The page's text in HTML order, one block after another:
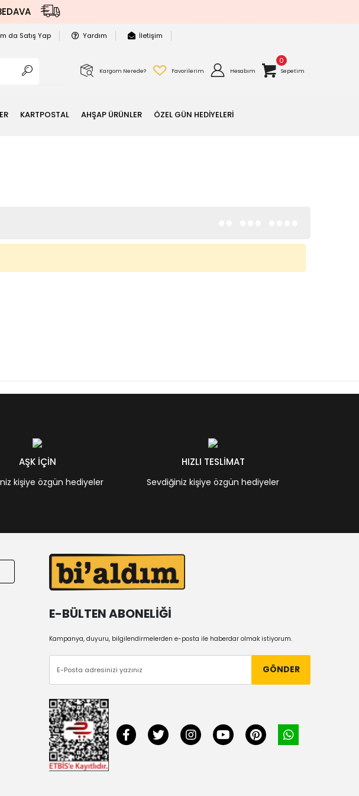
da Satış Yap Yardım İletişim
Kargom Nerede? Favorilerim Hesabım
0
Sepetim
KARTPOSTAL AHŞAP ÜRÜNLER ÖZEL GÜN HEDİYELERİ
AŞK İÇİN
kişiye özgün hediyeler
HIZLI TESLİMAT
Sevdiğiniz kişiye özgün hediyeler
E-BÜLTEN ABONELİĞİ
Kampanya, duyuru, bilgilendirmelerden e-posta ile haberdar olmak istiyorum.
GÖNDER